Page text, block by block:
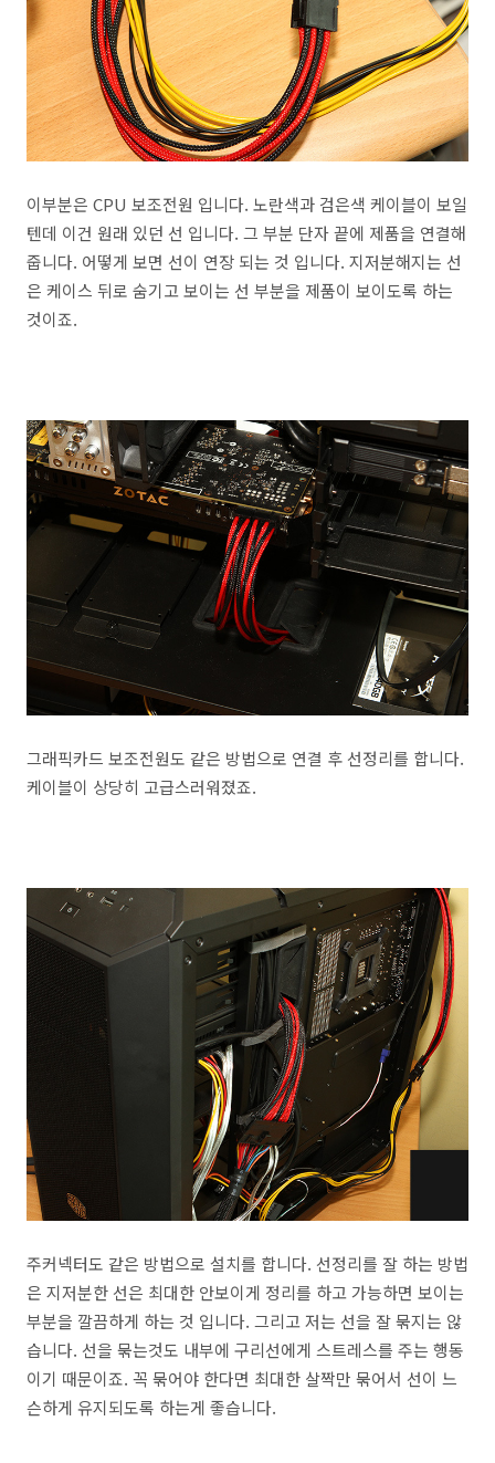
이부분은 CPU 보조전원 입니다. 노란색과 검은색 케이블이 보일
텐데 이건 원래 있던 선 입니다. 그 부분 단자 끝에 제품을 연결해
줍니다. 어떻게 보면 선이 연장 되는 것 입니다. 지저분해지는 선
은 케이스 뒤로 숨기고 보이는 선 부분을 제품이 보이도록 하는
것이죠.
그래픽카드 보조전원도 같은 방법으로 연결 후 선정리를 합니다.
케이블이 상당히 고급스러워졌죠.
주커넥터도 같은 방법으로 설치를 합니다. 선정리를 잘 하는 방법
은 지저분한 선은 최대한 안보이게 정리를 하고 가능하면 보이는
부분을 깔끔하게 하는 것 입니다. 그리고 저는 선을 잘 묶지는 않
습니다. 선을 묶는것도 내부에 구리선에게 스트레스를 주는 행동
이기 때문이죠. 꼭 묶어야 한다면 최대한 살짝만 묶어서 선이 느
슨하게 유지되도록 하는게 좋습니다.